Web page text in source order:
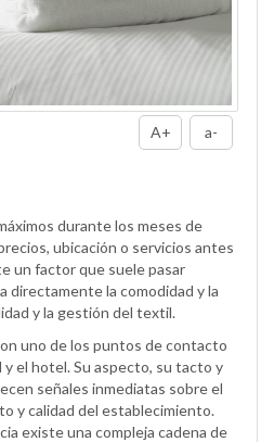
A+ a-
durante los meses de
ubicación o servicios antes
un factor que suele pasar
directamente la comodidad y la
y la gestión del textil.
uno de los puntos de contacto
el hotel. Su aspecto, su tacto y
señales inmediatas sobre el
y calidad del establecimiento.
existe una compleja cadena de